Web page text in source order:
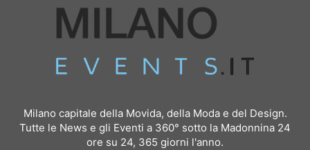
Milano capitale della Movida, della Moda e del Design.
Tutte le News e gli Eventi a 360° sotto la Madonnina 24
ore su 24, 365 giorni l'anno.